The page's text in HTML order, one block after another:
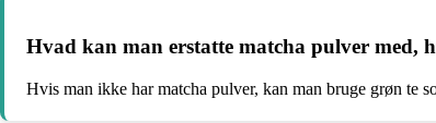
Hvad kan man erstatte matcha pulver med,
Hvis man ikke har matcha pulver, kan man bruge grøn te